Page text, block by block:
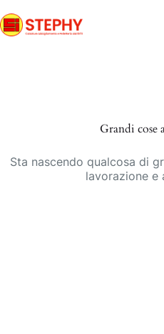
al
contenuto
Grandi cose
Sta nascendo qualcosa di
lavorazione e